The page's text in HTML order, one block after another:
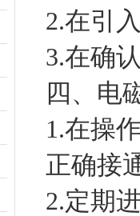
2.在引
3.在确
四、电
1.在操
正确接
2.定期